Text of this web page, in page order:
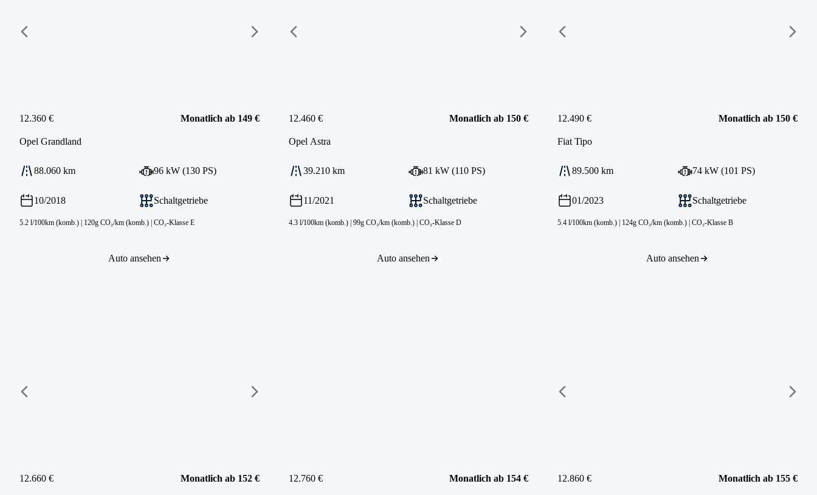
12.360 € Monatlich ab 149 €
Opel Grandland
88.060 km 96 kW (130 PS)
10/2018 Schaltgetriebe
5.2 l/100km (komb.) | 120g CO₂/km (komb.) | CO₂-Klasse E
Auto ansehen
12.460 € Monatlich ab 150 €
Opel Astra
39.210 km 81 kW (110 PS)
11/2021 Schaltgetriebe
4.3 l/100km (komb.) | 99g CO₂/km (komb.) | CO₂-Klasse D
Auto ansehen
12.490 € Monatlich ab 150 €
Fiat Tipo
89.500 km 74 kW (101 PS)
01/2023 Schaltgetriebe
5.4 l/100km (komb.) | 124g CO₂/km (komb.) | CO₂-Klasse B
Auto ansehen
12.660 € Monatlich ab 152 € 12.760 € Monatlich ab 154 € 12.860 € Monatlich ab 155 €